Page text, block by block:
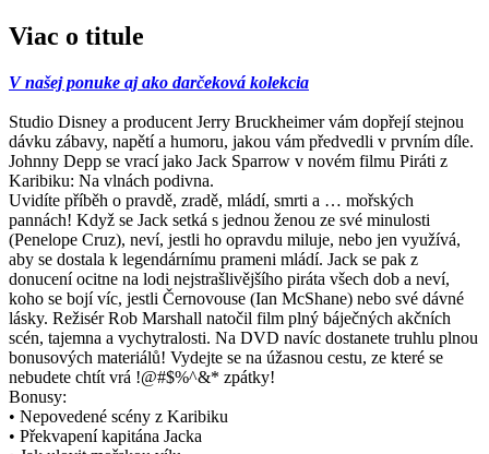
Viac o titule
V našej ponuke aj ako darčeková kolekcia
Studio Disney a producent Jerry Bruckheimer vám dopřejí stejnou
dávku zábavy, napětí a humoru, jakou vám předvedli v prvním díle.
Johnny Depp se vrací jako Jack Sparrow v novém filmu Piráti z
Karibiku: Na vlnách podivna.
Uvidíte příběh o pravdě, zradě, mládí, smrti a … mořských
pannách! Když se Jack setká s jednou ženou ze své minulosti
(Penelope Cruz), neví, jestli ho opravdu miluje, nebo jen využívá,
aby se dostala k legendárnímu prameni mládí. Jack se pak z
donucení ocitne na lodi nejstrašlivějšího piráta všech dob a neví,
koho se bojí víc, jestli Černovouse (Ian McShane) nebo své dávné
lásky. Režisér Rob Marshall natočil film plný báječných akčních
scén, tajemna a vychytralosti. Na DVD navíc dostanete truhlu plnou
bonusových materiálů! Vydejte se na úžasnou cestu, ze které se
nebudete chtít vrá !@#$%^&* zpátky!
Bonusy:
• Nepovedené scény z Karibiku
• Překvapení kapitána Jacka